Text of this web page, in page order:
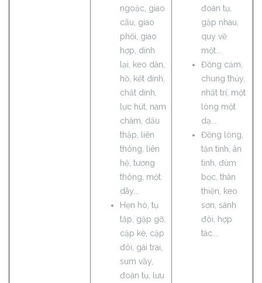
ngoặc, giao
cấu, giao
phối, giao
hợp, dính
lại, keo dán,
hồ, kết dính,
chất dính,
lực hút, nam
châm, dấu
thập, liên
thông, liên
hệ, tương
thông, một
dãy...
Hẹn hò, tụ
tập, gặp gỡ,
cặp kè, cặp
đôi, gái trai,
sum vầy,
đoàn tụ, lưu
đoàn tụ,
gặp nhau,
quy về
một...
Đồng cảm,
chung thủy,
nhất trí, một
lòng một
dạ...
Đồng lòng,
tận tình, ân
tình, đùm
bọc, thân
thiện, keo
sơn, sánh
đôi, hợp
tác...